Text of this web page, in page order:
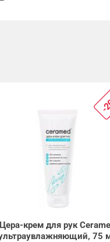
-
Цера-крем для рук
75